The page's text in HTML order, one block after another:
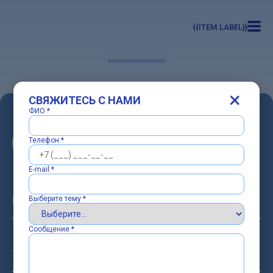
{{item.label}}
ЦЕНТР
ЦИФРОВИЗАЦИИ
КОНТАКТЫ
УСЛУГИ
СВЯЖИТЕСЬ С НАМИ ×
ФИО *
Телефон *
E-mail *
Выберите тему *
Сообщение *